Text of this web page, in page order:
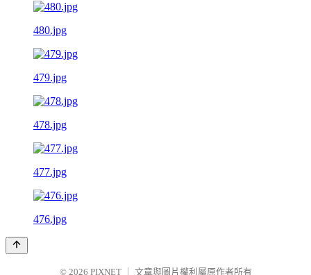
480.jpg
479.jpg
478.jpg
477.jpg
476.jpg
© 2026 PIXNET 文章與圖片權利屬原作者所有